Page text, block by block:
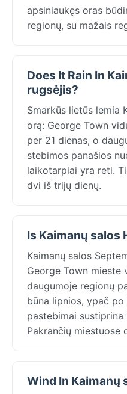
apsiniaukęs oras
regionų, su mažais
Does It Rain In
rugsėjis?
Smarkūs lietūs lemia
orą: George Town
per 21 dienas, o
stebimos panašios
laikotarpiai yra reti.
dvi iš trijų dienų.
Is Kaimanų salos
Kaimanų salos
George Town mieste
daugumoje regionų
būna lipnios, ypač
pastebimai
Pakrančių miestuose
Wind In Kaimanų